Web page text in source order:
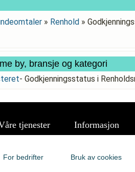
» Renhold »
by, bransje og kategori
- Godkjenningsstatus i
tjenester Informasjon
For bedrifter Bruk av cookies